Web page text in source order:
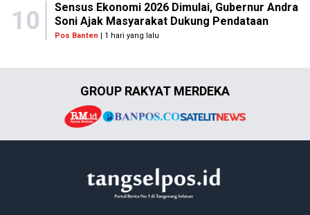
10
Sensus Ekonomi 2026 Dimulai, Gubernur Andra
Soni Ajak Masyarakat Dukung Pendataan
Pos Banten | 1 hari yang lalu
GROUP RAKYAT MERDEKA